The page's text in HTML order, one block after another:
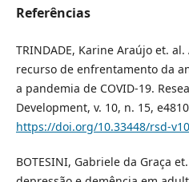
Referências
TRINDADE, Karine Araújo et.
recurso de enfrentamento da
a pandemia de COVID-19.
Development, v. 10, n. 15,
https://doi.org/10.33448/rsd-
BOTESINI, Gabriele da Graça